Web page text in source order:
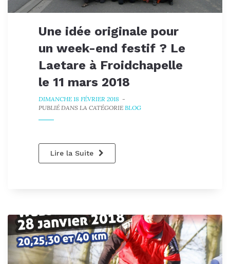
Une idée originale pour
un week-end festif ? Le
Laetare à Froidchapelle
le 11 mars 2018
DIMANCHE 18 FÉVRIER 2018 -
PUBLIÉ DANS LA CATÉGORIE BLOG
Lire la Suite